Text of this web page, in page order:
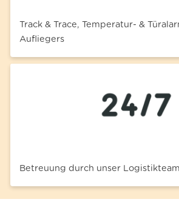
Track & Trace, Temperatur- &
Aufliegers
Betreuung durch unser Logistikteam